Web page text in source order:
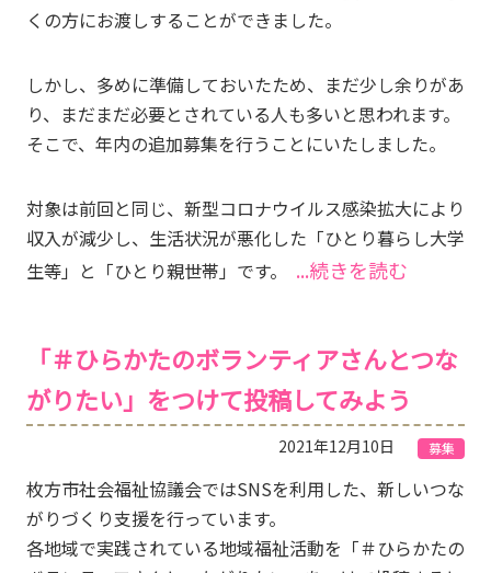
くの方にお渡しすることができました。
しかし、多めに準備しておいたため、まだ少し余りがあ
り、まだまだ必要とされている人も多いと思われます。
そこで、年内の追加募集を行うことにいたしました。
対象は前回と同じ、新型コロナウイルス感染拡大により
収入が減少し、生活状況が悪化した「ひとり暮らし大学
生等」と「ひとり親世帯」です。
...続きを読む
「＃ひらかたのボランティアさんとつな
がりたい」をつけて投稿してみよう
2021年12月10日 募集
枚方市社会福祉協議会ではSNSを利用した、新しいつな
がりづくり支援を行っています。
各地域で実践されている地域福祉活動を「＃ひらかたの